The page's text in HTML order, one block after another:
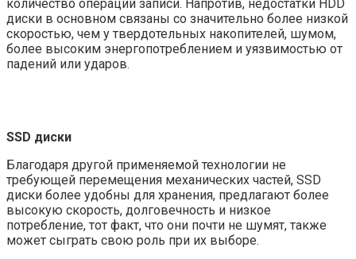
количество операций записи. Напротив, недостатки HDD
диски в основном связаны со значительно более низкой
скоростью, чем у твердотельных накопителей, шумом,
более высоким энергопотреблением и уязвимостью от
падений или ударов.
SSD диски
Благодаря другой применяемой технологии не
требующей перемещения механических частей, SSD
диски более удобны для хранения, предлагают более
высокую скорость, долговечность и низкое
потребление, тот факт, что они почти не шумят, также
может сыграть свою роль при их выборе.